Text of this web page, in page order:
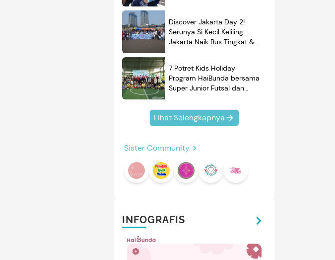
Discover Jakarta Day 2!
Serunya Si Kecil Keliling
Jakarta Naik Bus Tingkat &
7 Potret Kids Holiday
Program HaiBunda bersama
Super Junior Futsal dan
Kompak Banget!
Lihat Selengkapnya
Sister Community
INFOGRAFIS